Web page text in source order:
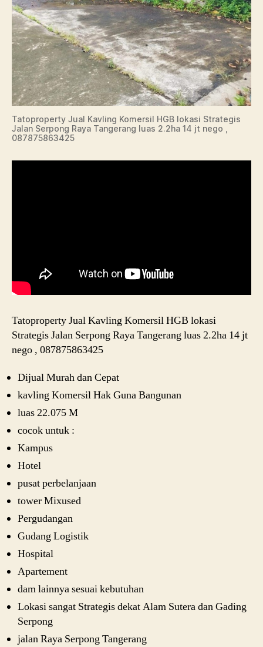
Tatoproperty Jual Kavling Komersil HGB lokasi Strategis
Jalan Serpong Raya Tangerang luas 2.2ha 14 jt nego ,
087875863425
Tatoproperty Jual Kavling Komersil HGB lokasi
Strategis Jalan Serpong Raya Tangerang luas 2.2ha 14 jt
nego , 087875863425
Dijual Murah dan Cepat
kavling Komersil Hak Guna Bangunan
luas 22.075 M
cocok untuk :
Kampus
Hotel
pusat perbelanjaan
tower Mixused
Pergudangan
Gudang Logistik
Hospital
Apartement
dam lainnya sesuai kebutuhan
Lokasi sangat Strategis dekat Alam Sutera dan Gading
Serpong
jalan Raya Serpong Tangerang